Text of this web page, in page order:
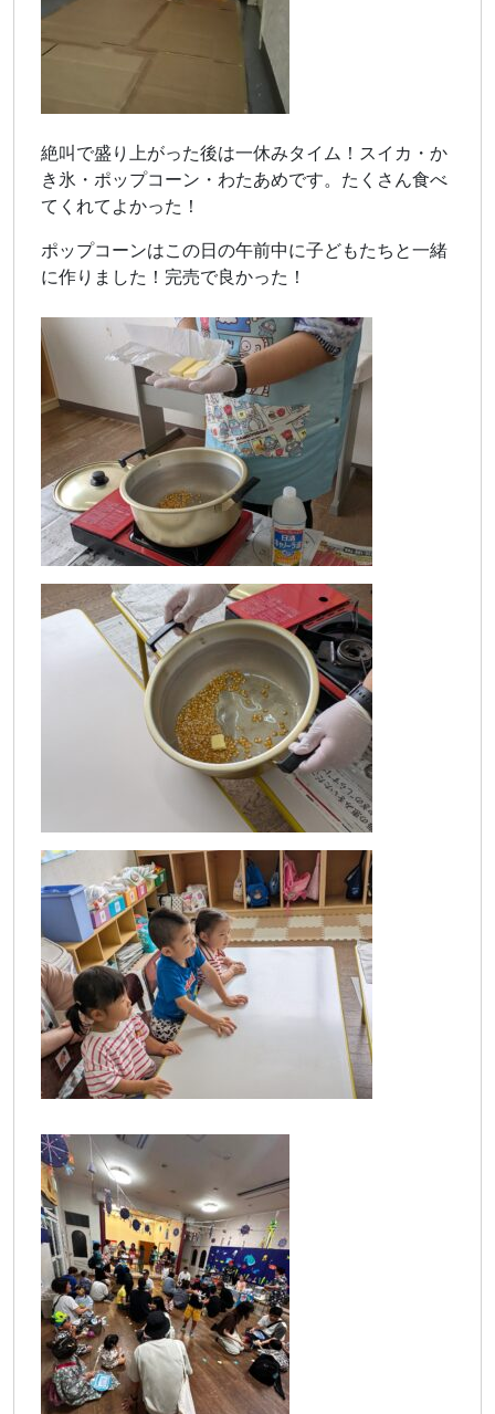
絶叫で盛り上がった後は一休みタイム！スイカ・か
き氷・ポップコーン・わたあめです。たくさん食べ
てくれてよかった！
ポップコーンはこの日の午前中に子どもたちと一緒
に作りました！完売で良かった！